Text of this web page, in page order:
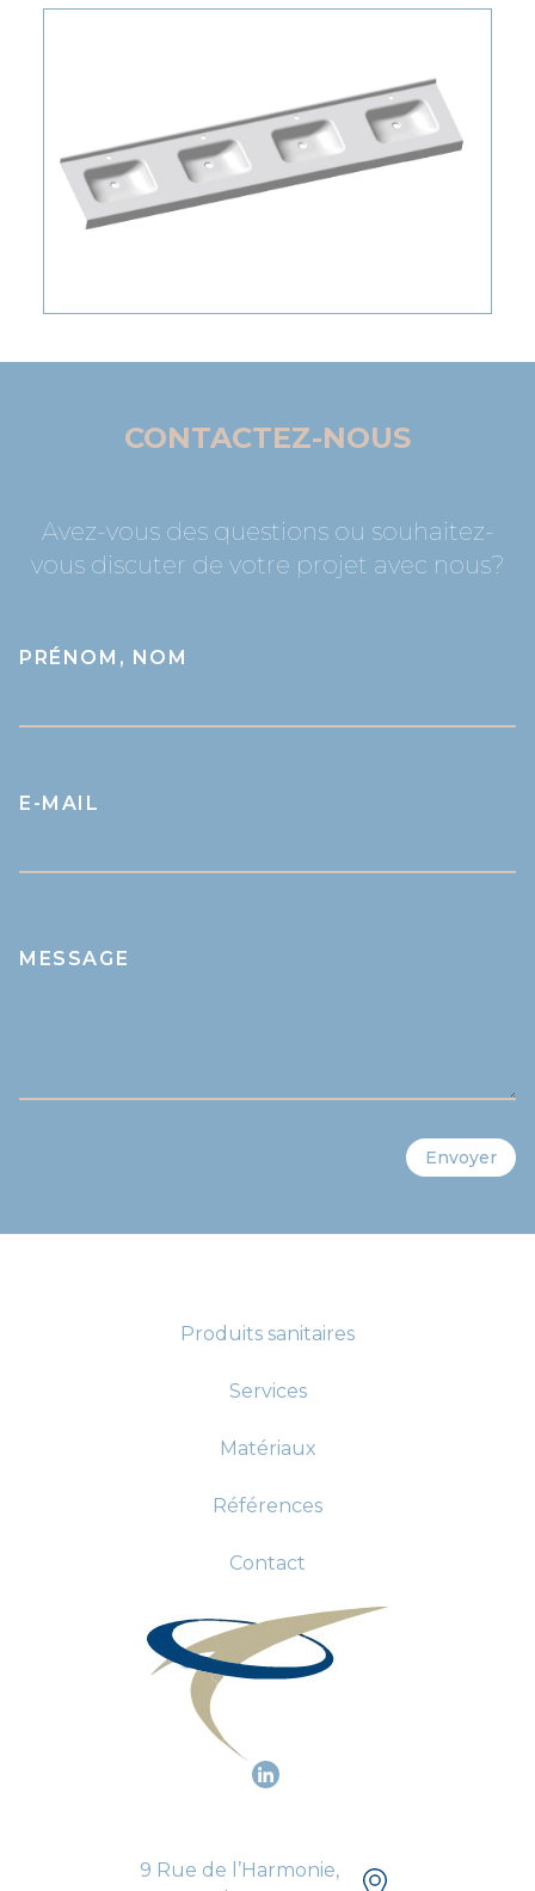
CONTACTEZ-NOUS
Avez-vous des questions ou souhaitez-
vous discuter de votre projet avec nous?
PRÉNOM, NOM
E-MAIL
MESSAGE
Envoyer
Produits sanitaires
Services
Matériaux
Références
Contact
9 Rue de l’Harmonie,